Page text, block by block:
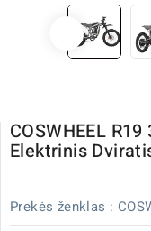
COSWHEEL
Elektrinis
Prekės ženklas :